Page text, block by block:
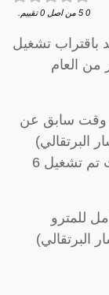
0
5 من اصل 0 تقييم.
باقتراب تشغيل
العام
وقت سابق عن
البرتقالي)
بشكل جزئي في شهر نوفمبر 2023، حيث تم تشغيل 6
للمترو